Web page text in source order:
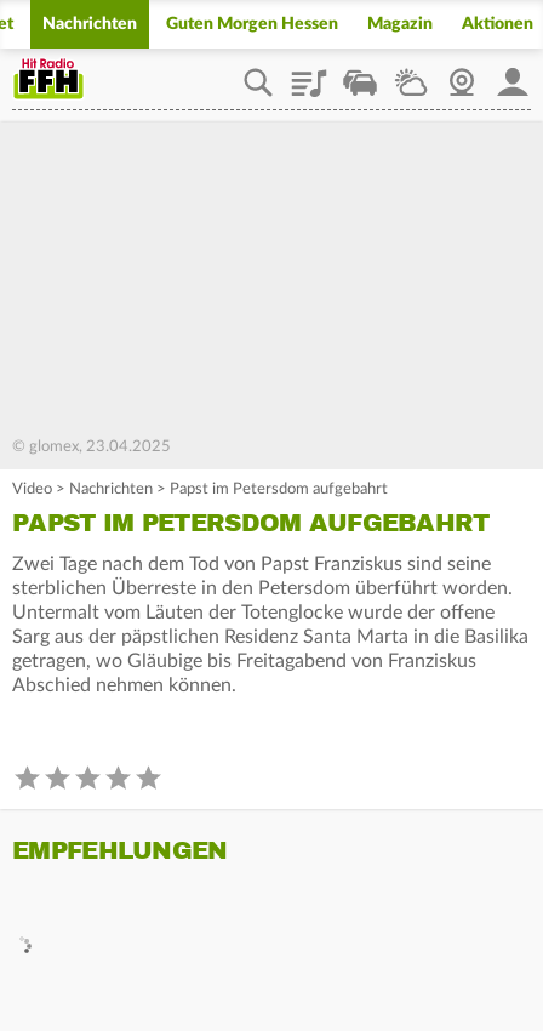
Nachrichten Guten Morgen Hessen Magazin Aktionen
PlaylistStaupilotWetterWebcam
© glomex, 23.04.2025
Video > Nachrichten > Papst im Petersdom aufgebahrt
PAPST IM PETERSDOM AUFGEBAHRT
Zwei Tage nach dem Tod von Papst Franziskus sind seine
sterblichen Überreste in den Petersdom überführt worden.
Untermalt vom Läuten der Totenglocke wurde der offene
Sarg aus der päpstlichen Residenz Santa Marta in die Basilika
getragen, wo Gläubige bis Freitagabend von Franziskus
Abschied nehmen können.
EMPFEHLUNGEN